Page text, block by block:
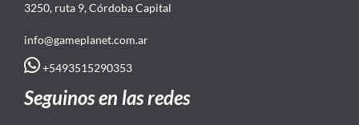
3250, ruta 9, Córdoba Capital
info@gameplanet.com.ar
+5493515290353
Seguinos en las redes